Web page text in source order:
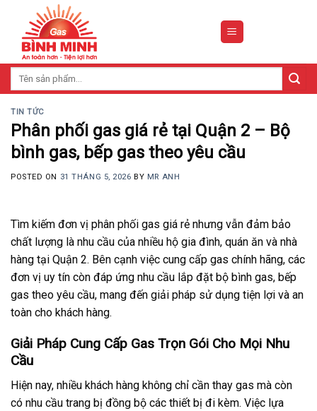
content
TIN TỨC
Phân phối gas giá rẻ tại Quận 2 – Bộ
bình gas, bếp gas theo yêu cầu
POSTED ON 31 THÁNG 5, 2026 BY MR ANH
Tìm kiếm đơn vị phân phối gas giá rẻ nhưng vẫn đảm bảo
chất lượng là nhu cầu của nhiều hộ gia đình, quán ăn và nhà
hàng tại Quận 2. Bên cạnh việc cung cấp gas chính hãng, các
đơn vị uy tín còn đáp ứng nhu cầu lắp đặt bộ bình gas, bếp
gas theo yêu cầu, mang đến giải pháp sử dụng tiện lợi và an
toàn cho khách hàng.
Giải Pháp Cung Cấp Gas Trọn Gói Cho Mọi Nhu
Cầu
Hiện nay, nhiều khách hàng không chỉ cần thay gas mà còn
có nhu cầu trang bị đồng bộ các thiết bị đi kèm. Việc lựa